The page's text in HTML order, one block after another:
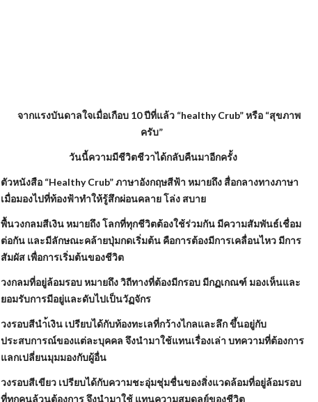
จากแรงบันดาลใจเมื่อเกือบ 10 ปีที่แล้ว “healthy Crub” หรือ “สุขภาพ
ครับ”
วันนี้ความมีชีวิตชีวาได้กลับคืนมาอีกครั้ง
ตัวหนังสือ “Healthy Crub” ภาษาอังกฤษสีฟ้า หมายถึง สื่อกลางทางภาษา
เมื่อมองไปที่ท้องฟ้าทำให้รู้สึกผ่อนคลาย โล่ง สบาย
พื้นวงกลมสีเงิน หมายถึง โลกที่ทุกชีวิตต้องใช้ร่วมกัน มีความสัมพันธ์เชื่อม
ต่อกัน และมีลักษณะคล้ายปุ่มกดเริ่มต้น คือการต้องมีการเคลื่อนไหว มีการ
สัมผัส เพื่อการเริ่มต้นของชีวิต
วงกลมที่อยู่ล้อมรอบ หมายถึง วิถีทางที่ต้องมีกรอบ มีกฏเกณฑ์ มองเห็นและ
ยอมรับการมีอยู่และดับไปเป็นวัฏจักร
วงรอบสีนำ้เงิน เปรียบได้กับท้องทะเลที่กว้างไกลและลึก ขึ้นอยู่กับ
ประสบการณ์ของแต่ละบุคคล จึงนำมาใช้แทนเรื่องเล่า บทความที่ต้องการ
แลกเปลี่ยนมุมมองกับผู้อื่น
วงรอบสีเขียว เปรียบได้กับความชะอุ่มชุ่มชื่นของสิ่งแวดล้อมที่อยู่ล้อมรอบ
ที่ทุกคนล้วนต้องการ จึงนำมาใช้ แทนความสมดุลย์ของชีวิต